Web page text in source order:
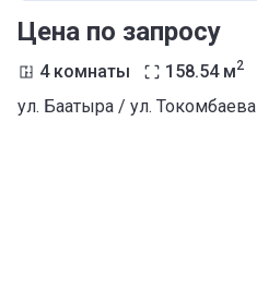
Цена по запросу
4 комнаты 158.54 м2
ул. Баатыра / ул. Токомбаева